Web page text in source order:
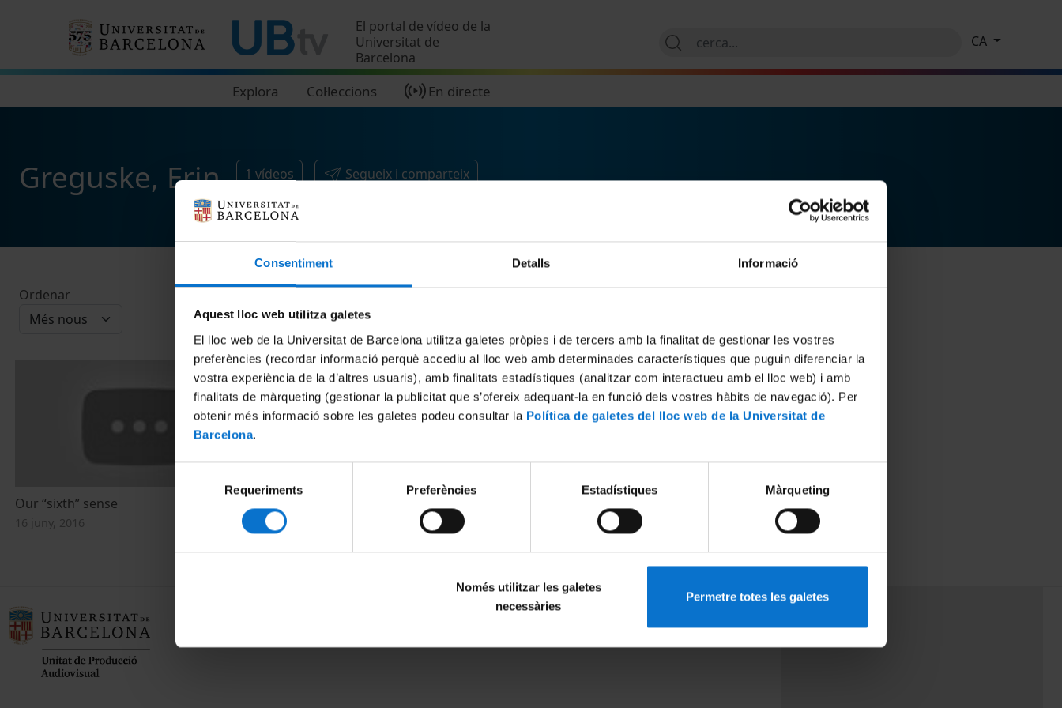
Consentiment Detalls Informació
Aquest lloc web utilitza galetes
El lloc web de la Universitat de Barcelona utilitza galetes pròpies i de tercers amb la finalitat de gestionar les vostres
preferències (recordar informació perquè accediu al lloc web amb determinades característiques que puguin diferenciar la
vostra experiència de la d’altres usuaris), amb finalitats estadístiques (analitzar com interactueu amb el lloc web) i amb
finalitats de màrqueting (gestionar la publicitat que s’ofereix adequant-la en funció dels vostres hàbits de navegació). Per
obtenir més informació sobre les galetes podeu consultar la Política de galetes del lloc web de la Universitat de
Barcelona.
consentiment
Requeriments Preferències Estadístiques Màrqueting
Només utilitzar les galetes
necessàries
Permetre totes les galetes
El portal de vídeo de la
Universitat de
Barcelona
Explora Col·leccions En directe
CA
Greguske, Erin 1 vídeos Segueix i comparteix
Ordenar
Our “sixth” sense
16 juny, 2016
MENÚ PEU 1 PEU 3